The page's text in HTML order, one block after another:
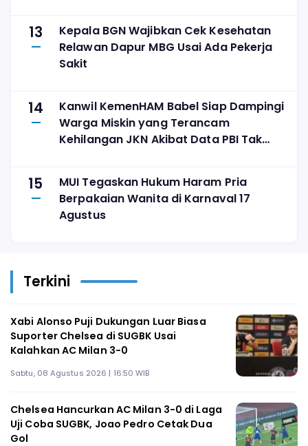
13
Kepala BGN Wajibkan Cek Kesehatan
Relawan Dapur MBG Usai Ada Pekerja
Sakit
14
Kanwil KemenHAM Babel Siap Dampingi
Warga Miskin yang Terancam
Kehilangan JKN Akibat Data PBI Tak
15
MUI Tegaskan Hukum Haram Pria
Berpakaian Wanita di Karnaval 17
Agustus
Terkini
Xabi Alonso Puji Dukungan Luar Biasa
Suporter Chelsea di SUGBK Usai
Kalahkan AC Milan 3-0
Sabtu, 08 Agustus 2026 | 16:50 WIB
Chelsea Hancurkan AC Milan 3-0 di Laga
Uji Coba SUGBK, Joao Pedro Cetak Dua
Gol